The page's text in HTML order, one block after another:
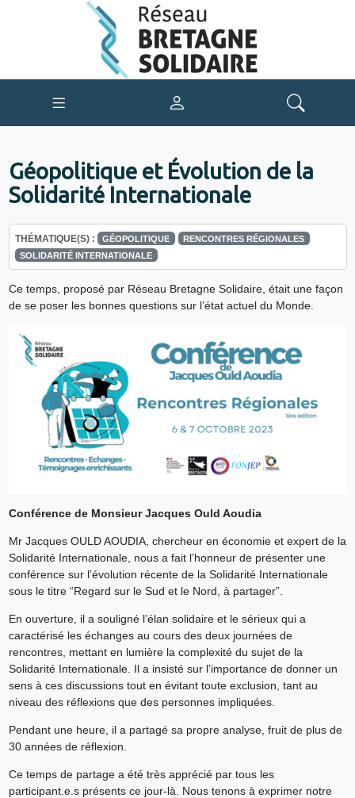
Géopolitique et Évolution de la
Solidarité Internationale
THÉMATIQUE(S) : GÉOPOLITIQUE
RENCONTRES RÉGIONALES
SOLIDARITÉ INTERNATIONALE
Ce temps, proposé par Réseau Bretagne Solidaire, était une façon
de se poser les bonnes questions sur l’état actuel du Monde.
Conférence de Monsieur Jacques Ould Aoudia
Mr Jacques OULD AOUDIA, chercheur en économie et expert de la
Solidarité Internationale, nous a fait l’honneur de présenter une
conférence sur l’évolution récente de la Solidarité Internationale
sous le titre “Regard sur le Sud et le Nord, à partager”.
En ouverture, il a souligné l’élan solidaire et le sérieux qui a
caractérisé les échanges au cours des deux journées de
rencontres, mettant en lumière la complexité du sujet de la
Solidarité Internationale. Il a insisté sur l’importance de donner un
sens à ces discussions tout en évitant toute exclusion, tant au
niveau des réflexions que des personnes impliquées.
Pendant une heure, il a partagé sa propre analyse, fruit de plus de
30 années de réflexion.
Ce temps de partage a été très apprécié par tous les
participant.e.s présents ce jour-là. Nous tenons à exprimer notre